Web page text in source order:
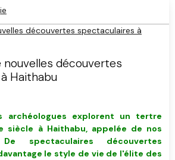
nouvelles découvertes
Haithabu
archéologues explorent un tertre
siècle à Haithabu, appelée de nos
spectaculaires découvertes
le style de vie de l'élite des